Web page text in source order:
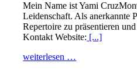
Mein Name ist Yami
Leidenschaft. Als anerkannte
Repertoire zu präsentieren
Kontakt Website: [...]
weiterlesen …